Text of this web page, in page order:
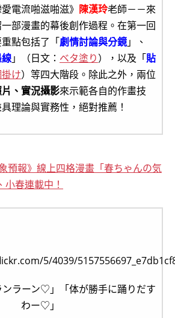
電流啪滋啪滋》 陳漢玲老師－－來
部漫畫的幕後創作過程。在第一回
重點包括了「劇情討論與分鏡」、
」（日文： ベタ塗り），以及「貼
け）等四大階段。除此之外，兩位
、實況攝影來示範各自的作畫技
理論與實務性，絕對推薦！
預報》線上四格漫畫「春ちゃんの気
春連載中！
ラーン♡」「体が勝手に踊りだす
わー♡」